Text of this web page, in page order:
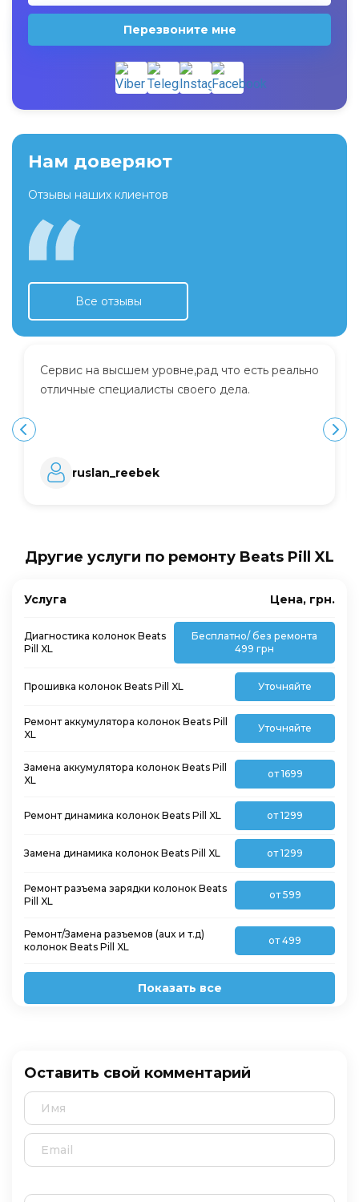
Перезвоните мне
Нам доверяют
Отзывы наших клиентов
Все отзывы
Сервис на высшем уровне,рад что есть реально
отличные специалисты своего дела.
ruslan_reebek
Другие услуги по ремонту Beats Pill XL
Услуга Цена, грн.
Диагностика колонок Beats
Pill XL
Бесплатно/ без ремонта
499 грн
Прошивка колонок Beats Pill XL Уточняйте
Ремонт аккумулятора колонок Beats Pill
XL
Уточняйте
Замена аккумулятора колонок Beats Pill
XL
от 1699
Ремонт динамика колонок Beats Pill XL от 1299
Замена динамика колонок Beats Pill XL от 1299
Ремонт разъема зарядки колонок Beats
Pill XL
от 599
Ремонт/Замена разъемов (aux и т.д)
колонок Beats Pill XL
от 499
Показать все
Оставить свой комментарий